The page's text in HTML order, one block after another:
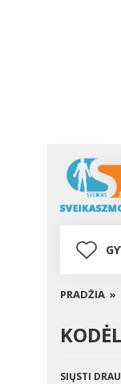
PRADŽIA »
SIŲSTI